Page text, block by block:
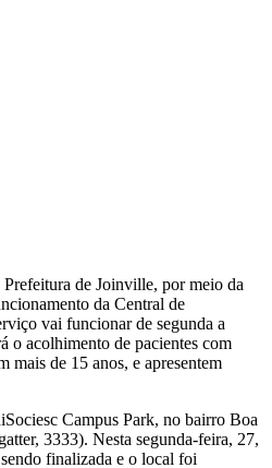
de Joinville, por meio da
da Central de
vai funcionar de segunda a
o acolhimento de pacientes com
mais de 15 anos, e apresentem
Campus Park, no bairro Boa
3333). Nesta segunda-feira, 27,
finalizada e o local foi